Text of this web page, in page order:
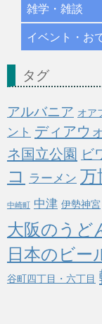
雑学・雑談
イベント・お
タグ
アルバニア オア
ント ディアウ
ネ国立公園 ビ
コ ラーメン 万
中崎町 中津 伊勢神宮
大阪のうど
日本のビー
谷町四丁目・六丁目